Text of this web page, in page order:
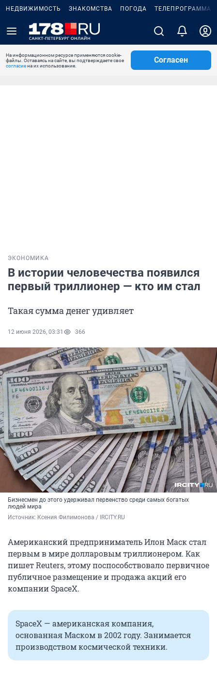
НЕДВИЖИМОСТЬ ЗНАКОМСТВА ПОГОДА ТЕЛЕПРОГРАММА
На информационном ресурсе применяются cookie-
файлы. Оставаясь на сайте, вы подтверждаете свое
согласиена их использование.
Согласен
ЭКОНОМИКА
В истории человечества появился
первый триллионер — кто им стал
Такая сумма денег удивляет
12 июня 2026, 03:31 366
Бизнесмен до этого удерживал первенство среди самых богатых
людей мира
Источник: Ксения Филимонова / IRCITY.RU
Американский предприниматель Илон Маск стал
первым в мире долларовым триллионером. Как
пишет Reuters, этому поспособствовало первичное
публичное размещение и продажа акций его
компании SpaceX.
SpaceX — американская компания,
основанная Маском в 2002 году. Занимается
производством космической техники.